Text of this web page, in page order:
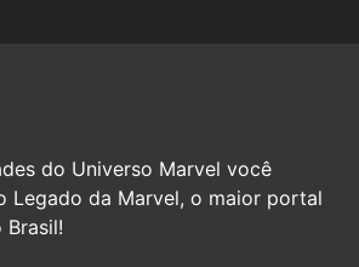
do Universo Marvel você
Legado da Marvel, o maior portal
Brasil!